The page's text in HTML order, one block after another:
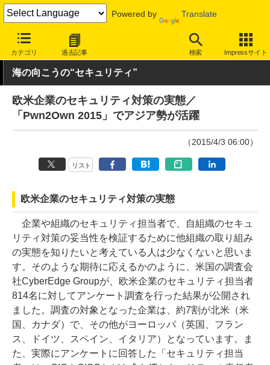
Powered by Translate
カテゴリ 過去記事 検索 Impressサイト
INTERNET Watch トピック その他
海の向こうの“セキュリティ”
欧米企業のセキュリティ対策の実態／
「Pwn2Own 2015」でアジア勢が活躍
（2015/4/3 06:00）
リスト
欧米企業のセキュリティ対策の実態
企業や組織のセキュリティ担当者で、自組織のセキュ
リティ対策の妥当性を検証するために他組織の取り組み
の実態を知りたいと考えている人は少なくないと思いま
す。そのような期待に応えるかのように、米国の調査会
社CyberEdge Groupが、欧米企業のセキュリティ担当者
814名に対してアンケート調査を行った結果が公開され
ました。調査の対象となった企業は、約7割が北米（米
国、カナダ）で、その他がヨーロッパ（英国、フラン
ス、ドイツ、スペイン、イタリア）となっています。ま
た、実際にアンケートに回答した「セキュリティ担当